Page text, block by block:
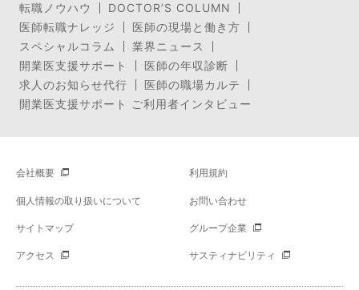
転職ノウハウ
DOCTOR’S COLUMN
医師転職ナレッジ
医師の現場と働き方
スペシャルコラム
業界ニュース
開業医支援サポート
医師の年収診断
求人のお知らせ代行
医師の職場カルテ
開業医支援サポート ご利用者インタビュー
会社概要 利用規約
個人情報の取り扱いについて お問い合わせ
サイトマップ グループ企業
アクセス サスティナビリティ